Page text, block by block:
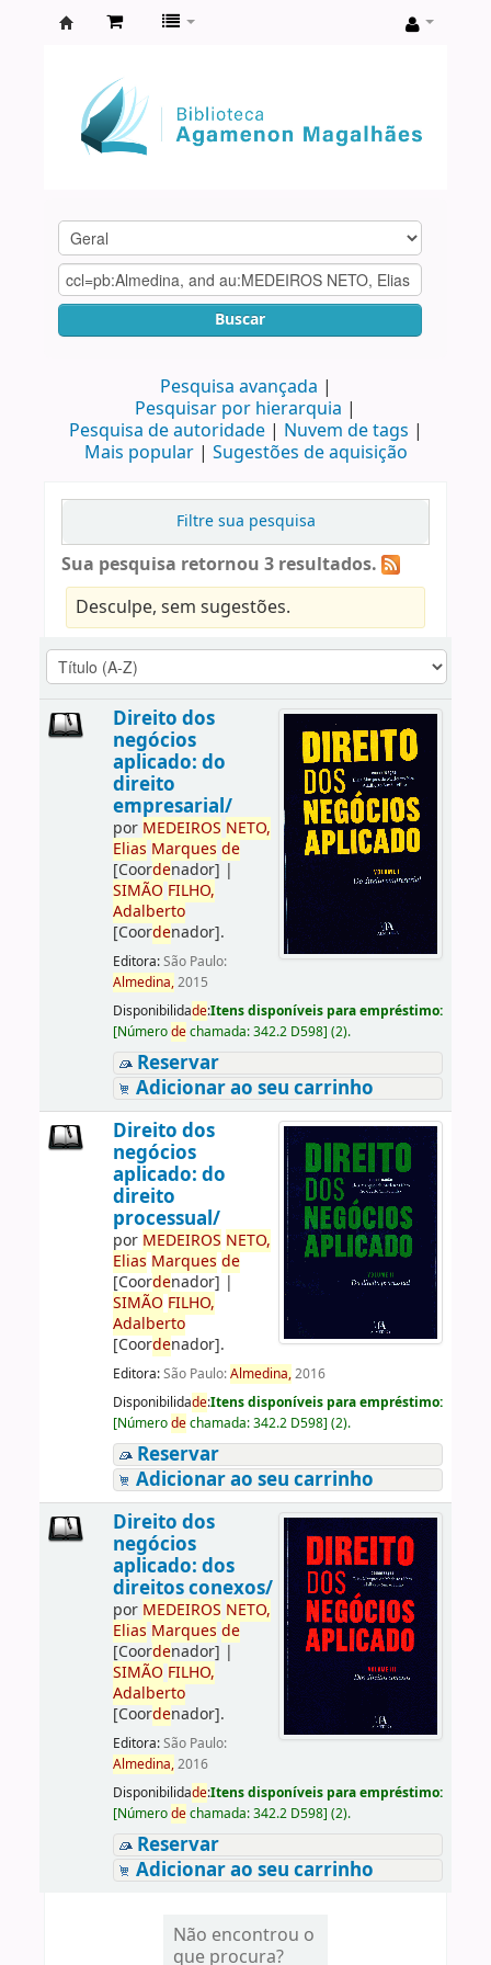
Agamenon
Magalhães
Buscar
Pesquisa avançada
Pesquisar por hierarquia
Pesquisa de autoridade
Nuvem de tags
Mais popular
Sugestões de aquisição
Filtre sua pesquisa
Sua pesquisa retornou 3 resultados.
Desculpe, sem sugestões.
Direito dos
negócios
aplicado: do
direito
empresarial/
por MEDEIROS NETO,
Elias Marques de
[Coordenador] |
SIMÃO FILHO,
Adalberto
[Coordenador].
Editora:São Paulo:
Almedina,2015
Disponibilidade:Itens disponíveis para empréstimo:
[Númerodechamada:342.2 D598] (2).
Reservar
Adicionar ao seu carrinho
Direito dos
negócios
aplicado: do
direito
processual/
por MEDEIROS NETO,
Elias Marques de
[Coordenador] |
SIMÃO FILHO,
Adalberto
[Coordenador].
Editora:São Paulo:Almedina,2016
Disponibilidade:Itens disponíveis para empréstimo:
[Númerodechamada:342.2 D598] (2).
Reservar
Adicionar ao seu carrinho
Direito dos
negócios
aplicado: dos
direitos conexos/
por MEDEIROS NETO,
Elias Marques de
[Coordenador] |
SIMÃO FILHO,
Adalberto
[Coordenador].
Editora:São Paulo:
Almedina,2016
Disponibilidade:Itens disponíveis para empréstimo:
[Númerodechamada:342.2 D598] (2).
Reservar
Adicionar ao seu carrinho
Não encontrou o
que procura?